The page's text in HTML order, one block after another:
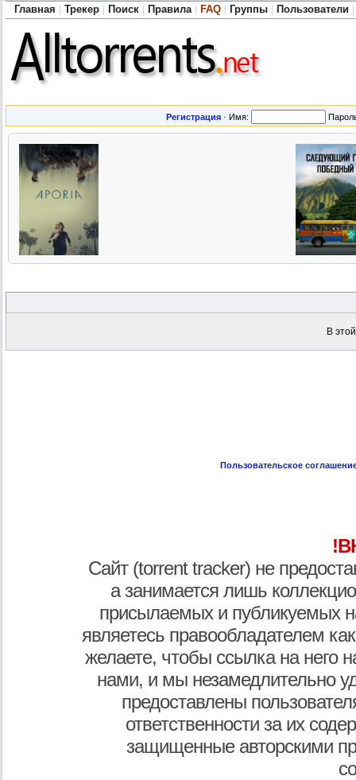
Главная Трекер Поиск Правила FAQ Группы Пользователи
Регистрация · Имя:
В
Пользовательское
Сайт (torrent tracker) не
а занимается лишь
присылаемых и публикуемых
являетесь правообладателем
желаете, чтобы ссылка на него
нами, и мы незамедлительно
предоставлены
ответственности за их
защищенные авторскими